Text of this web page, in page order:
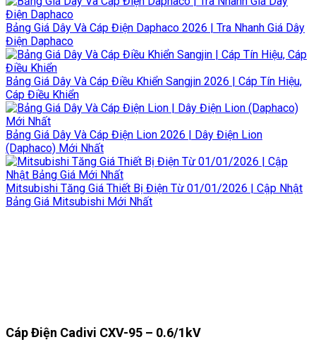
Bảng Giá Dây Và Cáp Điện Daphaco 2026 | Tra Nhanh Giá Dây
Điện Daphaco
Bảng Giá Dây Và Cáp Điều Khiển Sangjin 2026 | Cáp Tín Hiệu,
Cáp Điều Khiển
Bảng Giá Dây Và Cáp Điện Lion 2026 | Dây Điện Lion
(Daphaco) Mới Nhất
Mitsubishi Tăng Giá Thiết Bị Điện Từ 01/01/2026 | Cập Nhật
Bảng Giá Mitsubishi Mới Nhất
Cáp Điện Cadivi CXV-95 – 0.6/1kV